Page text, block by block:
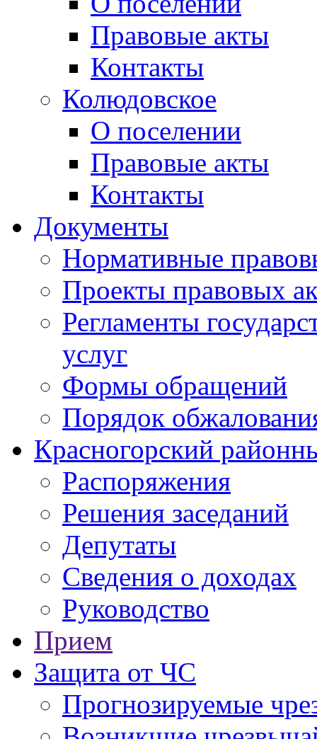
Правовые акты
Контакты
Колюдовское
О поселении
Правовые акты
Контакты
Документы
Нормативные
Проекты правовых
Регламенты
услуг
Формы обращений
Порядок
Красногорский
Распоряжения
Решения заседаний
Депутаты
Сведения о доходах
Руководство
Прием
Защита от ЧС
Прогнозируемые